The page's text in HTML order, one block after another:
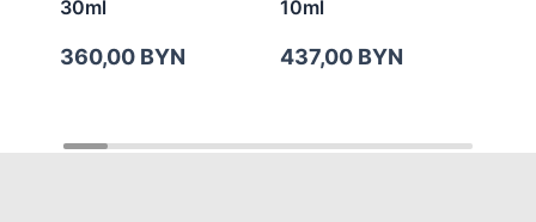
30ml
360,00 BYN
10ml
437,00 BYN